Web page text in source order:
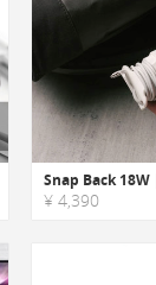
¥ 4,390